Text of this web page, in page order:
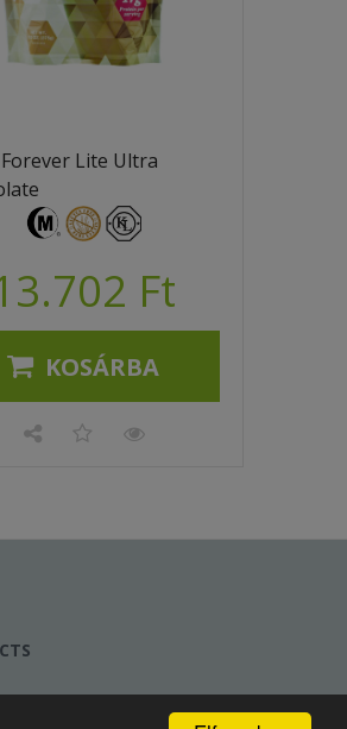
Forever Lite Ultra
Ft
KOSÁRBA